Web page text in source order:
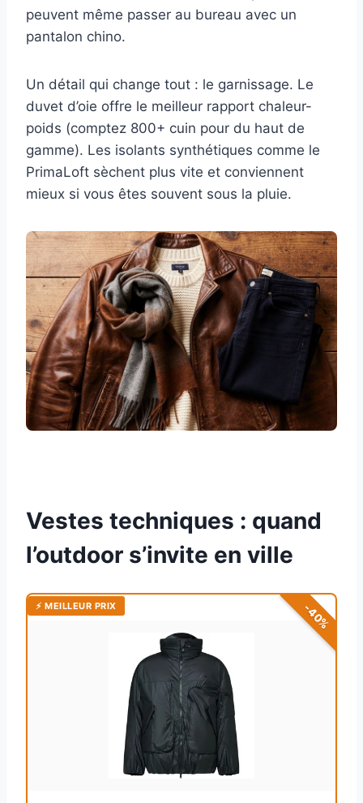
peuvent même passer au bureau avec un
pantalon chino.
Un détail qui change tout : le garnissage. Le
duvet d’oie offre le meilleur rapport chaleur-
poids (comptez 800+ cuin pour du haut de
gamme). Les isolants synthétiques comme le
PrimaLoft sèchent plus vite et conviennent
mieux si vous êtes souvent sous la pluie.
Vestes techniques : quand
l’outdoor s’invite en ville
-40%
⚡ MEILLEUR PRIX